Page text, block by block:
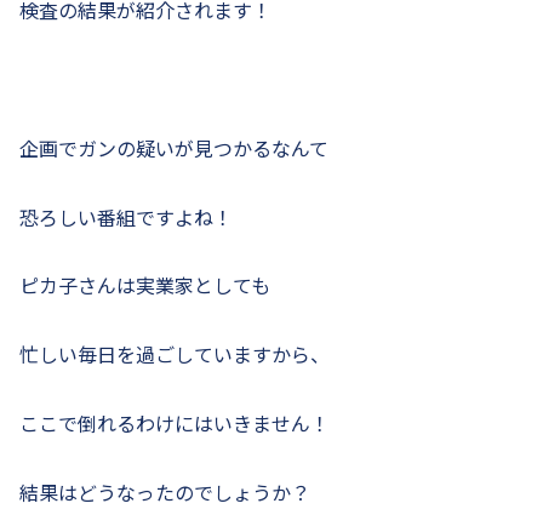
検査の結果が紹介されます！
企画でガンの疑いが見つかるなんて
恐ろしい番組ですよね！
ピカ子さんは実業家としても
忙しい毎日を過ごしていますから、
ここで倒れるわけにはいきません！
結果はどうなったのでしょうか？